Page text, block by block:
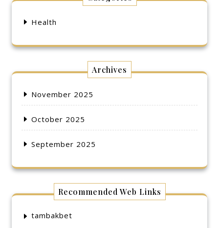
Health
Archives
November 2025
October 2025
September 2025
Recommended Web Links
tambakbet